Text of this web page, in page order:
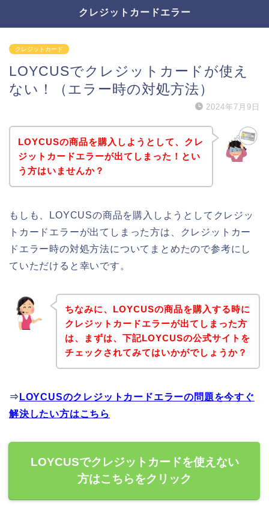
クレジットカードエラー
クレジットカード
LOYCUSでクレジットカードが使え
ない！（エラー時の対処方法）
2024年7月9日
LOYCUSの商品を購入しようとして、クレ
ジットカードエラーが出てしまった！とい
う方はいませんか？
もしも、LOYCUSの商品を購入しようとしてクレジッ
トカードエラーが出てしまった方は、クレジットカー
ドエラー時の対処方法についてまとめたので参考にし
ていただけると幸いです。
ちなみに、LOYCUSの商品を購入する時に
クレジットカードエラーが出てしまった方
は、まずは、下記LOYCUSの公式サイトを
チェックされてみてはいかがでしょうか？
⇒ LOYCUSのクレジットカードエラーの問題を今すぐ
解決したい方はこちら
LOYCUSでクレジットカードを使えない
方はこちらをクリック